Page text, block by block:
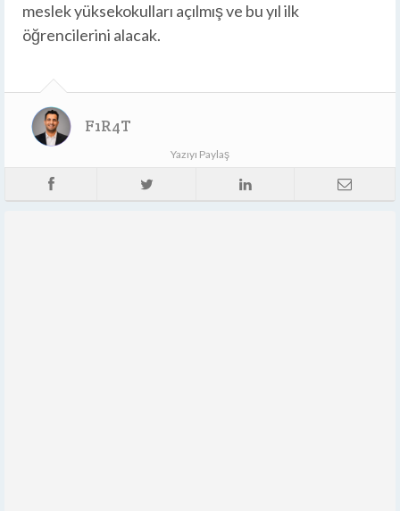
meslek yüksekokulları açılmış ve bu yıl ilk
öğrencilerini alacak.
F1R4T
Yazıyı Paylaş